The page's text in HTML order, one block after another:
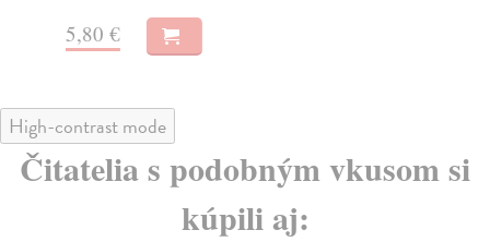
5,80 €
High-contrast mode
Čitatelia s podobným vkusom si
kúpili aj: